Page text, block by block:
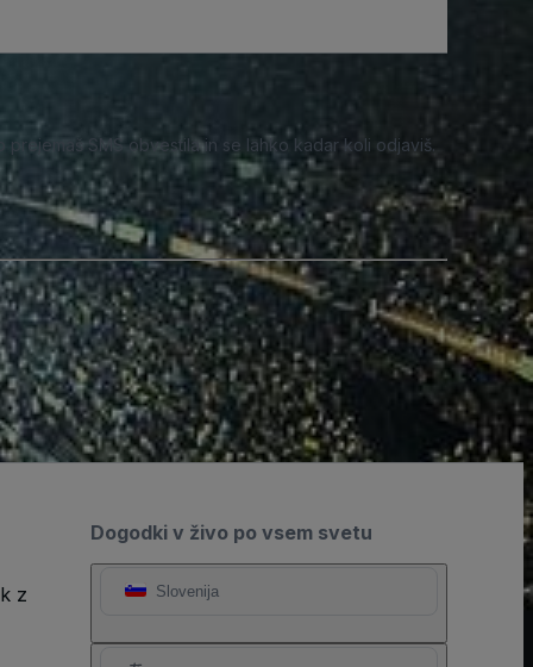
prejemaš SMS obvestila in se lahko kadar koli odjaviš.
Dogodki v živo po vsem svetu
Slovenija
z